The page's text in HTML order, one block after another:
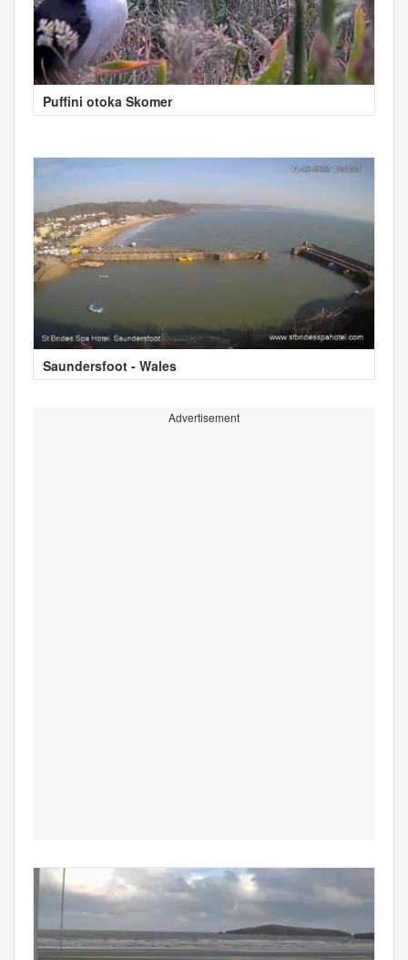
Puffini otoka Skomer
Saundersfoot - Wales
Advertisement